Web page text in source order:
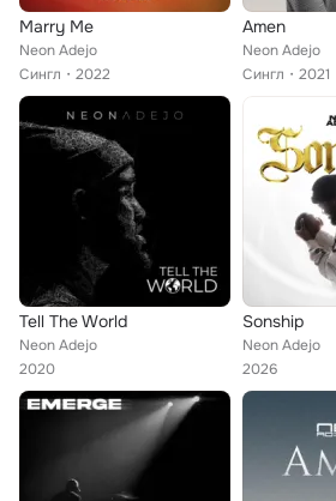
Marry Me
Neon Adejo
Сингл
2022
Amen
Neon Adejo
Сингл
2021
Tell The World
Neon Adejo
2020
Sonship
Neon Adejo
2026